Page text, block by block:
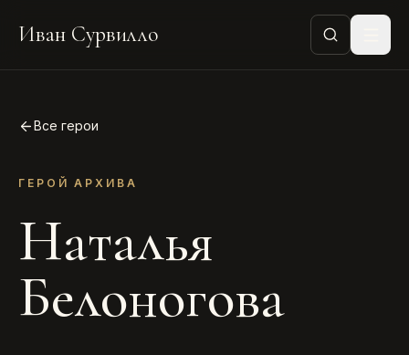
Иван Сурвилло
Все герои
ГЕРОЙ АРХИВА
Наталья
Белоногова